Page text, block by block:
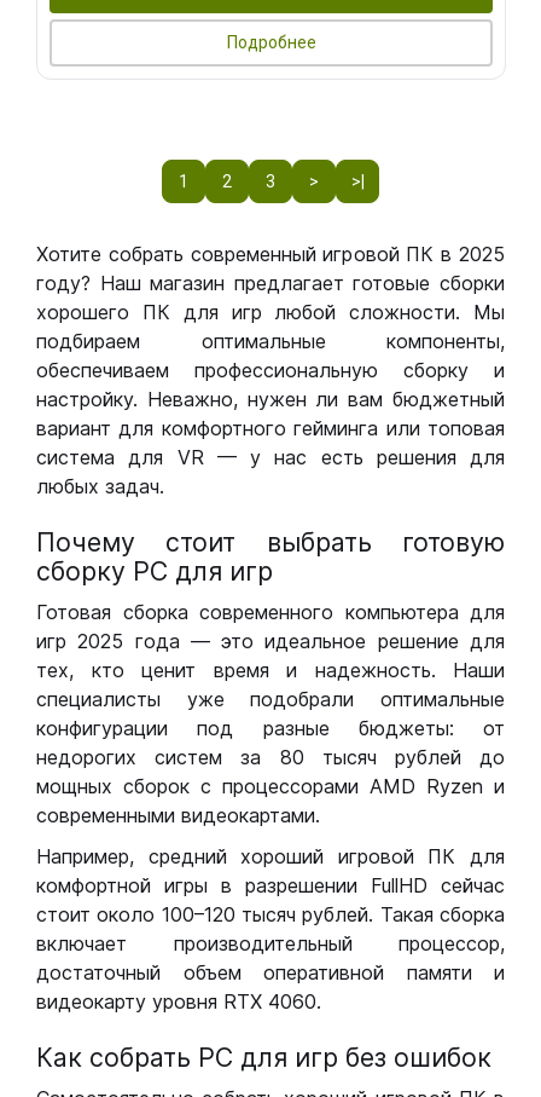
Подробнее
1 2 3 > >|
Хотите собрать современный игровой ПК в 2025
году? Наш магазин предлагает готовые сборки
хорошего ПК для игр любой сложности. Мы
подбираем оптимальные компоненты,
обеспечиваем профессиональную сборку и
настройку. Неважно, нужен ли вам бюджетный
вариант для комфортного гейминга или топовая
система для VR — у нас есть решения для
любых задач.
Почему стоит выбрать готовую
сборку РС для игр
Готовая сборка современного компьютера для
игр 2025 года — это идеальное решение для
тех, кто ценит время и надежность. Наши
специалисты уже подобрали оптимальные
конфигурации под разные бюджеты: от
недорогих систем за 80 тысяч рублей до
мощных сборок с процессорами AMD Ryzen и
современными видеокартами.
Например, средний хороший игровой ПК для
комфортной игры в разрешении FullHD сейчас
стоит около 100–120 тысяч рублей. Такая сборка
включает производительный процессор,
достаточный объем оперативной памяти и
видеокарту уровня RTX 4060.
Как собрать РС для игр без ошибок